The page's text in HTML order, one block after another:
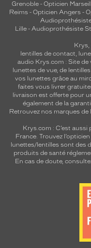
Grenoble - Opticien
Reims - Opticien Angers -
Lille- Audioprothésiste
Krys,
lentilles de contact,
audio Krys.com : Site de
lunettes de vue, de
vos lunettes grâce au
faites vous livrer
livraison est offerte pour
également de la
Retrouvez nos marques de
Krys.com : C’est
France. Trouvez
lunettes/lentilles sont des
produits de santé
En cas de doute,